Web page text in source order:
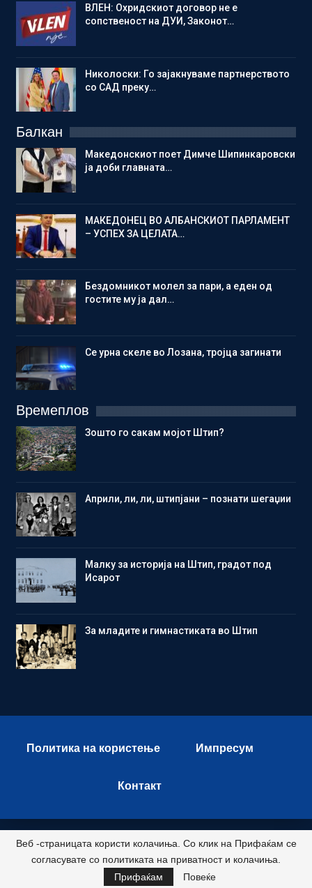
ВЛЕН: Охридскиот договор не е
сопственост на ДУИ, Законот…
Николоски: Го зајакнуваме партнерството
со САД преку…
Балкан
Македонскиот поет Димче Шипинкаровски
ја доби главната…
МАКЕДОНЕЦ ВО АЛБАНСКИОТ ПАРЛАМЕНТ
– УСПЕХ ЗА ЦЕЛАТА…
Бездомникот молел за пари, а еден од
гостите му ја дал…
Се урна скеле во Лозана, тројца загинати
Времеплов
Зошто го сакам мојот Штип?
Aприли, ли, ли, штипјани – познати шегаџии
Малку за историја на Штип, градот под
Исарот
Зa младите и гимнастиката во Штип
Политика на користење Импресум
Контакт
© 2026 - Istok Press. All Rights Reserved.
Развиено и хостирано од
Веб -страницата користи колачиња. Со клик на Прифаќам се
согласувате со политиката на приватност и колачиња.
Прифаќам
Повеќе